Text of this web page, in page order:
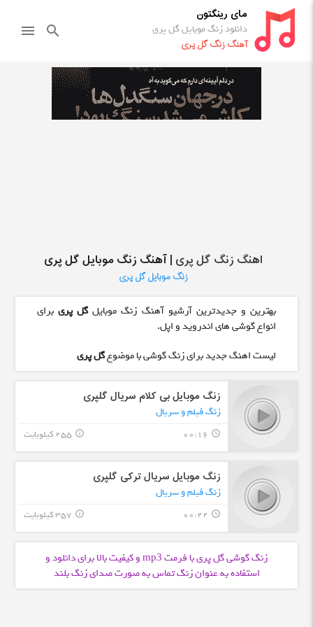
مای رینگتون
دانلود زنگ موبایل گل پری
آهنگ زنگ گل پری
search
menu
اهنگ زنگ گل پری | آهنگ زنگ موبایل گل پری
زنگ موبایل گل پری
بهترین و جدیدترین آرشیو آهنگ زنگ موبایلگل پری برای
انواع گوشی های اندروید و اپل.
لیست اهنگ جدید برای زنگ گوشی با موضوعگل پری
زنگ موبایل بی کلام سریال گلپری
زنگ فیلم و سریال
query_builder
00:16 255 کیلوبایت info_outline
زنگ موبایل سریال ترکی گلپری
زنگ فیلم و سریال
query_builder
00:22 357 کیلوبایت info_outline
زنگ گوشی گل پری با فرمت mp3 و کیفیت بالا برای دانلود و
استفاده به عنوان زنگ تماس به صورت صدای زنگ بلند